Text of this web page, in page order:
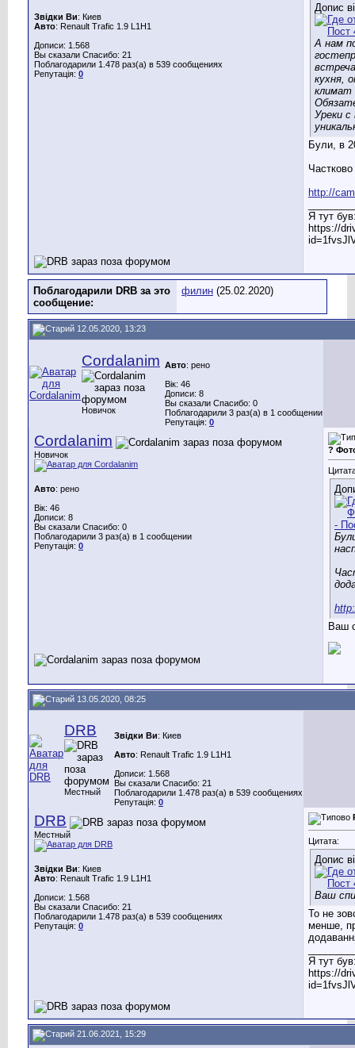
Звідки Ви: Киев
Авто: Renault Trafic 1.9 L1H1
Дописи: 1.568
Вы сказали Спасибо: 21
Поблагодарили 1.478 раз(а) в 539 сообщениях
Репутація: 0
Допис
А нам
кухня,
климат
Уреки
Були, в
Частково
http://
Я тут
https://
Поблагодарили DRB за это
сообщение:
филин (25.02.2020)
12.05.2020, 13:23
Cordalanim
Новичок
Авто: рено
Вік: 46
Дописи: 8
Вы сказали Спасибо: 0
Поблагодарили 3 раз(а) в 1 сообщении
Репутація: 0
Cordalanim
Новичок
Авто: рено
Вік: 46
Дописи: 8
Вы сказали Спасибо: 0
Поблагодарили 3 раз(а) в 1 сообщении
Репутація: 0
?
Ваш
13.05.2020, 08:25
DRB
Местный
Звідки Ви: Киев
Авто: Renault Trafic 1.9 L1H1
Дописи: 1.568
Вы сказали Спасибо: 21
Поблагодарили 1.478 раз(а) в 539 сообщениях
Репутація: 0
DRB
Местный
Звідки Ви: Киев
Авто: Renault Trafic 1.9 L1H1
Дописи: 1.568
Вы сказали Спасибо: 21
Поблагодарили 1.478 раз(а) в 539 сообщениях
Репутація: 0
Цитата:
Допис
Ваш
То не
менше,
Я тут
https://
21.06.2021, 15:29